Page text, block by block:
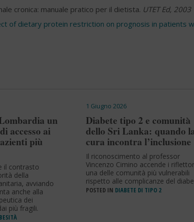
cronica: manuale pratico per il dietista. UTET Ed, 2003
of dietary protein restriction on prognosis in patients
un
accesso ai
più
il contrasto
della
avviando
anche alla
dei
più fragili.
1 Giugno 2026
Diabete tipo 2 e comunità
dello Sri Lanka: quando
cura incontra l’inclusione
Il riconoscimento al professor
Vincenzo Cimino accende i
una delle comunità più vulnerabili
rispetto alle complicanze del
POSTED IN DIABETE DI TIPO 2